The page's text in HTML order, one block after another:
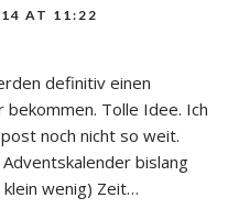
AT 11:22
definitiv einen
Tolle Idee. Ich
noch nicht so weit.
bislang
klein wenig) Zeit…